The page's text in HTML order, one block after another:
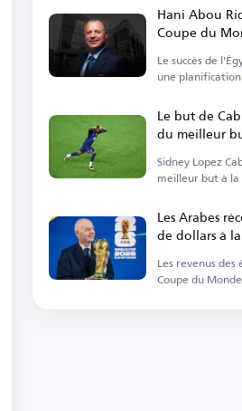
Hani Abou
Coupe du
pas qu'une
Le succès de
une
Le but de
du meilleur
Monde 2026
Sidney Lopez
meilleur but à
Les Arabes
de dollars à
Les revenus
Coupe du